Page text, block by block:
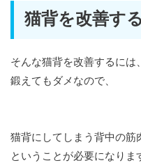
猫背を改善す
そんな猫背を改善するには、
鍛えてもダメなので、
猫背にしてしまう背中の筋
ということが必要になりま